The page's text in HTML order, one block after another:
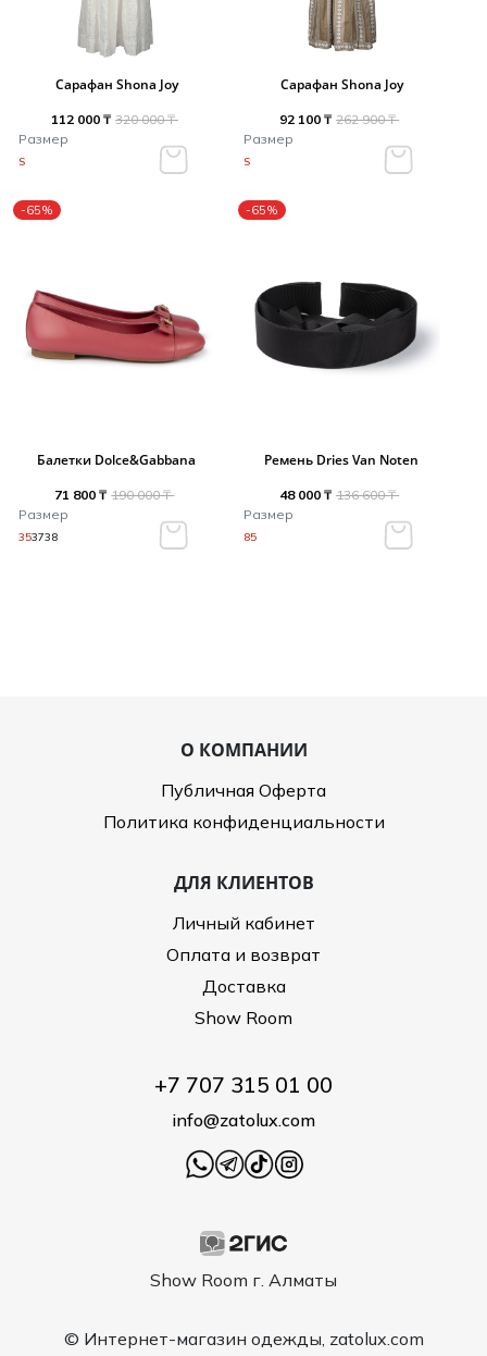
Сарафан Shona Joy
112 000 ₸ 320 000 ₸
Размер
S
Сарафан Shona Joy
92 100 ₸ 262 900 ₸
Размер
S
-65%
Балетки Dolce&Gabbana
71 800 ₸ 190 000 ₸
Размер
353738
-65%
Ремень Dries Van Noten
48 000 ₸ 136 600 ₸
Размер
85
О КОМПАНИИ
Публичная Оферта
Политика конфиденциальности
ДЛЯ КЛИЕНТОВ
Личный кабинет
Оплата и возврат
Доставка
Show Room
Show Room г. Алматы
+7 707 315 01 00
info@zatolux.com
© Интернет-магазин одежды, zatolux.com